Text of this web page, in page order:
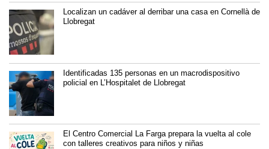
Localizan un cadáver al derribar una casa en Cornellà de
Llobregat
Identificadas 135 personas en un macrodispositivo
policial en L’Hospitalet de Llobregat
El Centro Comercial La Farga prepara la vuelta al cole
con talleres creativos para niños y niñas